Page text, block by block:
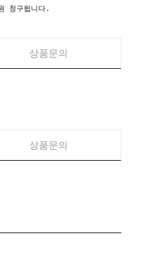
청구됩니다.
상품문의
상품문의